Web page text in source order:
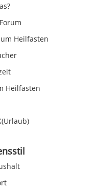
Heilfasten
Heilfasten